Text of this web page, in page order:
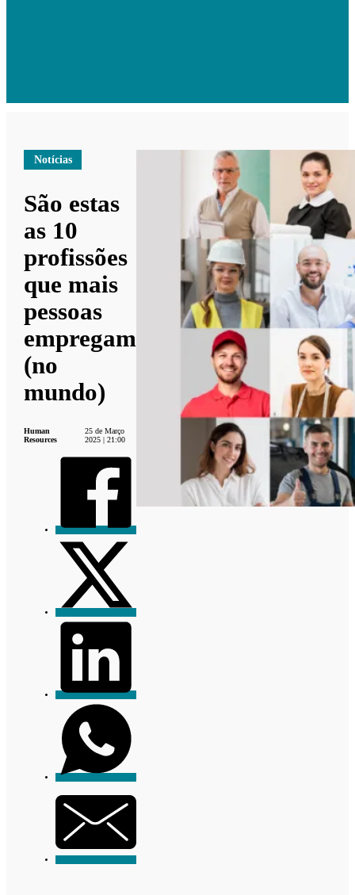
Notícias
São estas
as 10
profissões
que mais
pessoas
empregam
(no
mundo)
Human
Resources
25 de Março
2025 | 21:00